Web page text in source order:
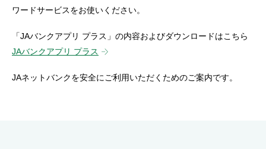
ワードサービスをお使いください。
「JAバンクアプリ プラス」の内容およびダウンロードはこちら
JAバンクアプリ プラス
JAネットバンクを安全にご利用いただくためのご案内です。